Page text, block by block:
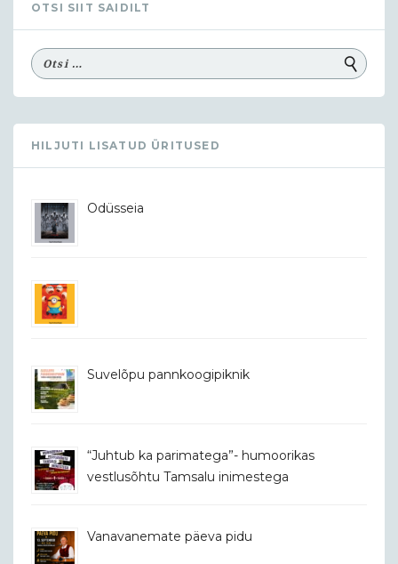
OTSI SIIT SAIDILT
HILJUTI LISATUD ÜRITUSED
Odüsseia
Suvelõpu pannkoogipiknik
“Juhtub ka parimatega”- humoorikas
vestlusõhtu Tamsalu inimestega
Vanavanemate päeva pidu